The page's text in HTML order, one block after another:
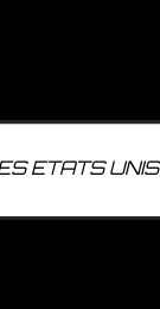
ETATS UNIS